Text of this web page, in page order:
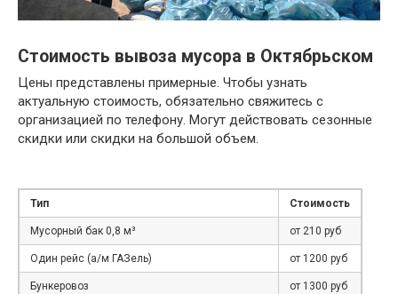
Стоимость вывоза мусора в Октябрьском
Цены представлены примерные. Чтобы узнать
актуальную стоимость, обязательно свяжитесь с
организацией по телефону. Могут действовать сезонные
скидки или скидки на большой объем.
Тип Стоимость
Мусорный бак 0,8 м³ от 210 руб
Один рейс (а/м ГАЗель) от 1200 руб
Бункеровоз от 1300 руб